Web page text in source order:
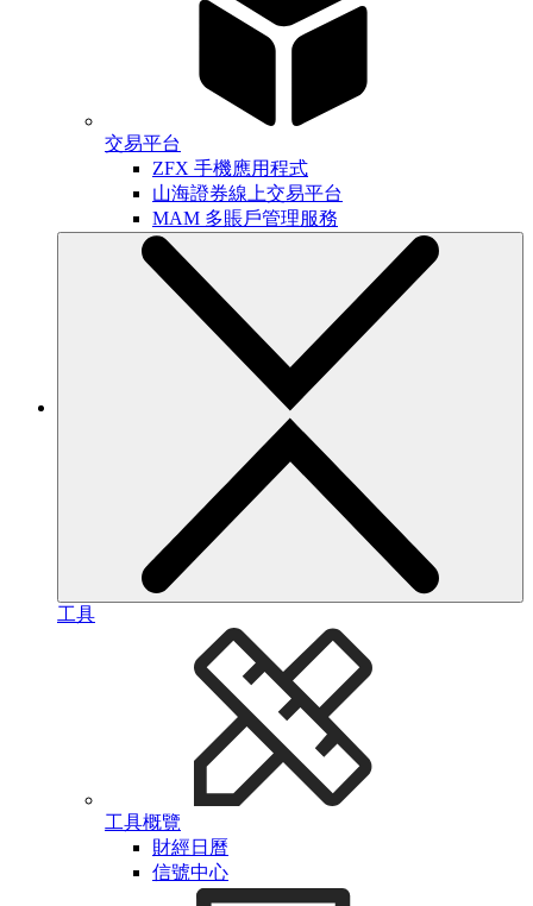
交易平台
ZFX 手機應用程式
山海證券線上交易平台
MAM 多賬戶管理服務
工具
工具概覽
財經日曆
信號中心